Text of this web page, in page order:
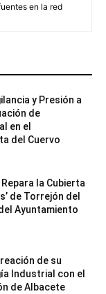
en la red
y Presión a
de
en el
del Cuervo
la Cubierta
de Torrejón del
Ayuntamiento
de su
Industrial con el
de Albacete